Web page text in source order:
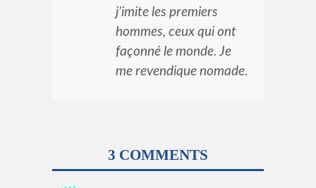
j’imite les premiers
hommes, ceux qui ont
façonné le monde. Je
me revendique nomade.
3 COMMENTS